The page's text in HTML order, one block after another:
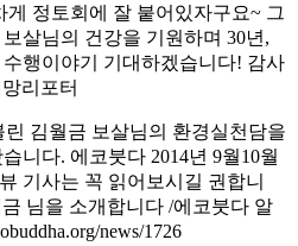
정토회에 잘 붙어있자구요~ 그
살님의 건강을 기원하며 30년,
행이야기 기대하겠습니다! 감사
리포터
김월금 보살님의 환경실천담을
니다. 에코붓다 2014년 9월10월
기사는 꼭 읽어보시길 권합니
님을 소개합니다 /에코붓다 알
news/1726